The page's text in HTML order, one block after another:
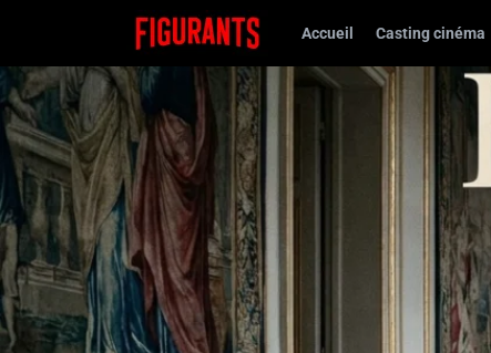
Accueil Casting cinéma